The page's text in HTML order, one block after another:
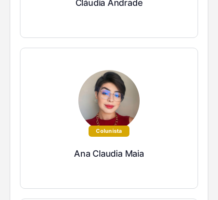
Cláudia Andrade
Colunista
Ana Claudia Maia